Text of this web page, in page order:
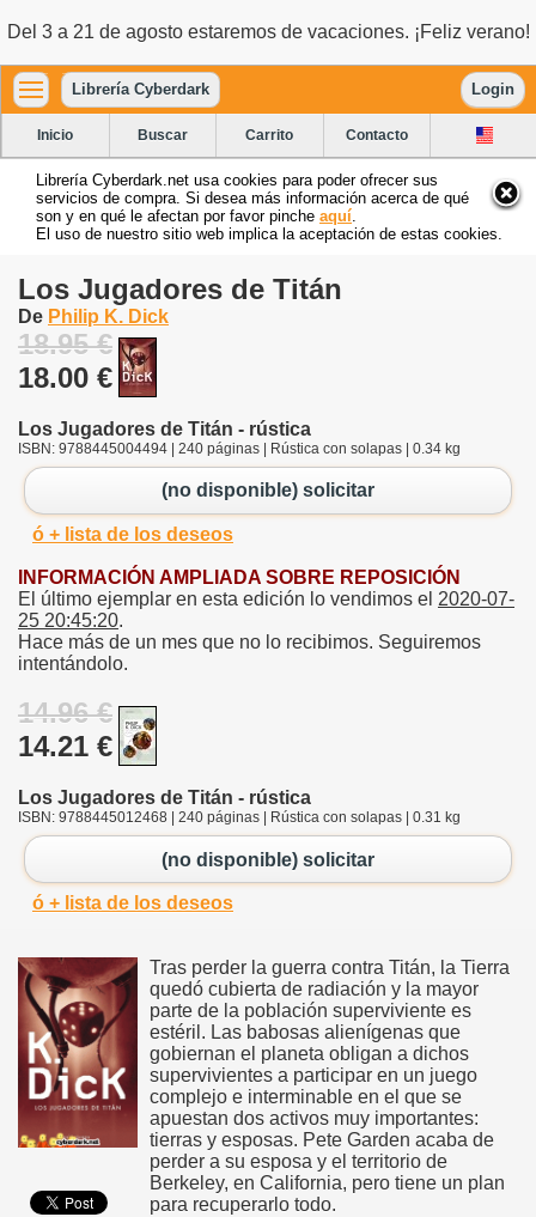
Del 3 a 21 de agosto estaremos de vacaciones. ¡Feliz verano!
Librería Cyberdark Login
Inicio Buscar Carrito Contacto
Librería Cyberdark.net usa cookies para poder ofrecer sus
servicios de compra. Si desea más información acerca de qué
son y en qué le afectan por favor pinche aquí
El uso de nuestro sitio web implica la aceptación de estas cookies.
Los Jugadores de Titán
De Philip K. Dick
18.95 €
18.00 €
Los Jugadores de Titán - rústica
ISBN: 9788445004494 | 240 páginas | Rústica con solapas | 0.34 kg
(no disponible) solicitar
ó + lista de los deseos
INFORMACIÓN AMPLIADA SOBRE REPOSICIÓN
El último ejemplar en esta edición lo vendimos el 2020-07-
25 20:45:20.
Hace más de un mes que no lo recibimos. Seguiremos
intentándolo.
14.96 €
14.21 €
Los Jugadores de Titán - rústica
ISBN: 9788445012468 | 240 páginas | Rústica con solapas | 0.31 kg
(no disponible) solicitar
ó + lista de los deseos
Tras perder la guerra contra Titán, la Tierra
quedó cubierta de radiación y la mayor
parte de la población superviviente es
estéril. Las babosas alienígenas que
gobiernan el planeta obligan a dichos
supervivientes a participar en un juego
complejo e interminable en el que se
apuestan dos activos muy importantes:
tierras y esposas. Pete Garden acaba de
perder a su esposa y el territorio de
Berkeley, en California, pero tiene un plan
para recuperarlo todo.